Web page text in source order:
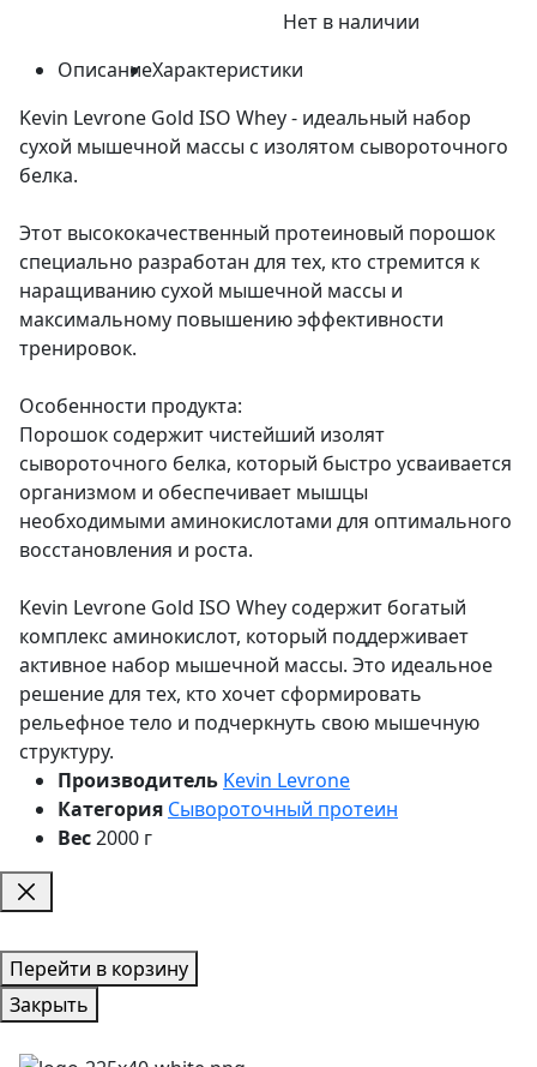
Нет в наличии
ОписаниеХарактеристики
Kevin Levrone Gold ISO Whey - идеальный набор
сухой мышечной массы с изолятом сывороточного
белка.
Этот высококачественный протеиновый порошок
специально разработан для тех, кто стремится к
наращиванию сухой мышечной массы и
максимальному повышению эффективности
тренировок.
Особенности продукта:
Порошок содержит чистейший изолят
сывороточного белка, который быстро усваивается
организмом и обеспечивает мышцы
необходимыми аминокислотами для оптимального
восстановления и роста.
Kevin Levrone Gold ISO Whey содержит богатый
комплекс аминокислот, который поддерживает
активное набор мышечной массы. Это идеальное
решение для тех, кто хочет сформировать
рельефное тело и подчеркнуть свою мышечную
структуру.
Производитель Kevin Levrone
Категория Сывороточный протеин
Вес2000 г
Перейти в корзину
Закрыть